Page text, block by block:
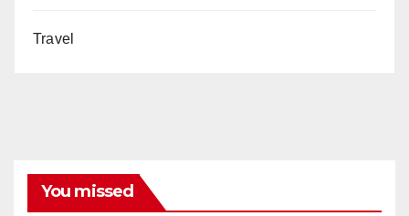
Travel
You missed